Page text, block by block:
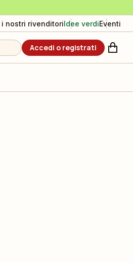
i nostri rivenditoriIdee verdiEventi
Accedi o registrati